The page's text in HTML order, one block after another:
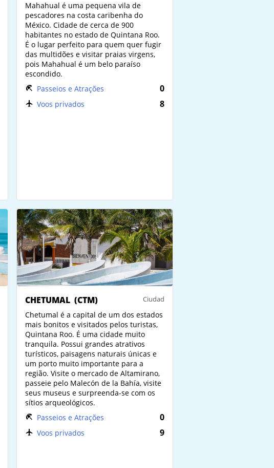
Mahahual é uma pequena vila de
pescadores na costa caribenha do
México. Cidade de cerca de 900
habitantes no estado de Quintana Roo.
É o lugar perfeito para quem quer fugir
das multidões e visitar praias virgens,
pois Mahahual é um belo paraíso
escondido.
Passeios e Atrações
0
Voos privados 8
CHETUMAL (CTM) Ciudad
Chetumal é a capital de um dos estados
mais bonitos e visitados pelos turistas,
Quintana Roo. É uma cidade muito
tranquila. Possui grandes atrativos
turísticos, paisagens naturais únicas e
um porto muito importante para a
região. Visite o mercado de Altamirano,
passeie pelo Malecón de la Bahía, visite
seus museus e surpreenda-se com os
sítios arqueológicos.
Passeios e Atrações
0
Voos privados 9